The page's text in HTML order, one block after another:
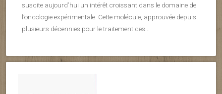
suscite aujourd’hui un intérêt croissant dans le domaine de
l’oncologie expérimentale. Cette molécule, approuvée depuis
plusieurs décennies pour le traitement des...